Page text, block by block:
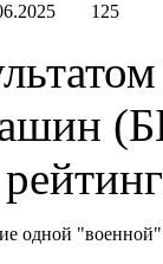
125
одной "военной"